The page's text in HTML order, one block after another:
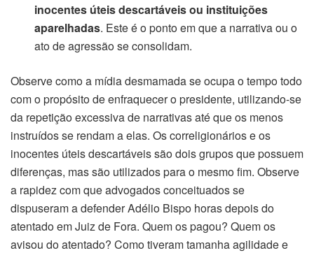
inocentes úteis descartáveis ou instituições
aparelhadas. Este é o ponto em que a narrativa ou o
ato de agressão se consolidam.
Observe como a mídia desmamada se ocupa o tempo todo
com o propósito de enfraquecer o presidente, utilizando-se
da repetição excessiva de narrativas até que os menos
instruídos se rendam a elas. Os correligionários e os
inocentes úteis descartáveis são dois grupos que possuem
diferenças, mas são utilizados para o mesmo fim. Observe
a rapidez com que advogados conceituados se
dispuseram a defender Adélio Bispo horas depois do
atentado em Juiz de Fora. Quem os pagou? Quem os
avisou do atentado? Como tiveram tamanha agilidade e